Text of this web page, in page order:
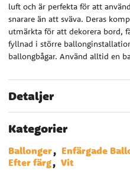
luft och är perfekta för att
snarare än att sväva. Deras
utmärkta för att dekorera bord,
fyllnad i större
ballongbågar. Använd alltid en
Detaljer
Kategorier
Ballonger Enfärgade
Efter färg
Vit